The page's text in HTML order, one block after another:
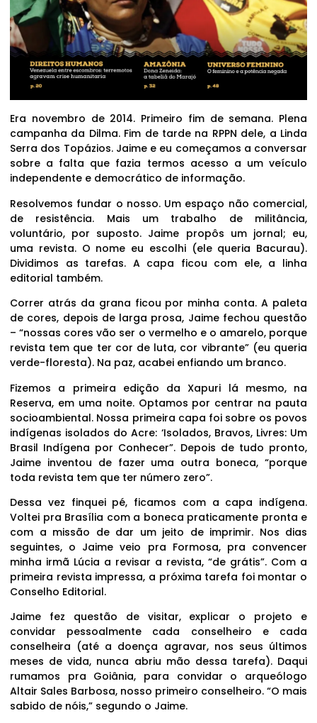
Era novembro de 2014. Primeiro fim de semana. Plena
campanha da Dilma. Fim de tarde na RPPN dele, a Linda
Serra dos Topázios. Jaime e eu começamos a conversar
sobre a falta que fazia termos acesso a um veículo
independente e democrático de informação.
Resolvemos fundar o nosso. Um espaço não comercial,
de resistência. Mais um trabalho de militância,
voluntário, por suposto. Jaime propôs um jornal; eu,
uma revista. O nome eu escolhi (ele queria Bacurau).
Dividimos as tarefas. A capa ficou com ele, a linha
editorial também.
Correr atrás da grana ficou por minha conta. A paleta
de cores, depois de larga prosa, Jaime fechou questão
– “nossas cores vão ser o vermelho e o amarelo, porque
revista tem que ter cor de luta, cor vibrante” (eu queria
verde-floresta). Na paz, acabei enfiando um branco.
Fizemos a primeira edição da Xapuri lá mesmo, na
Reserva, em uma noite. Optamos por centrar na pauta
socioambiental. Nossa primeira capa foi sobre os povos
indígenas isolados do Acre: ‘Isolados, Bravos, Livres: Um
Brasil Indígena por Conhecer”. Depois de tudo pronto,
Jaime inventou de fazer uma outra boneca, “porque
toda revista tem que ter número zero”.
Dessa vez finquei pé, ficamos com a capa indígena.
Voltei pra Brasília com a boneca praticamente pronta e
com a missão de dar um jeito de imprimir. Nos dias
seguintes, o Jaime veio pra Formosa, pra convencer
minha irmã Lúcia a revisar a revista, “de grátis”. Com a
primeira revista impressa, a próxima tarefa foi montar o
Conselho Editorial.
Jaime fez questão de visitar, explicar o projeto e
convidar pessoalmente cada conselheiro e cada
conselheira (até a doença agravar, nos seus últimos
meses de vida, nunca abriu mão dessa tarefa). Daqui
rumamos pra Goiânia, para convidar o arqueólogo
Altair Sales Barbosa, nosso primeiro conselheiro. “O mais
sabido de nóis,” segundo o Jaime.